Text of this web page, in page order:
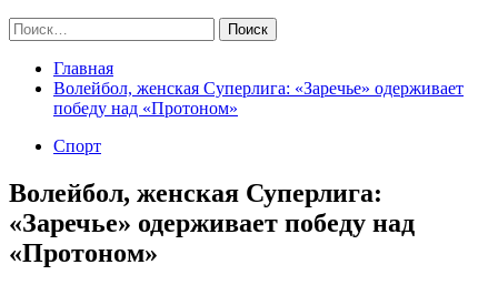
Найти:
Главная
Волейбол, женская Суперлига: «Заречье» одерживает
победу над «Протоном»
Спорт
Волейбол, женская Суперлига:
«Заречье» одерживает победу над
«Протоном»